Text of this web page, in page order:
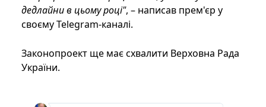
дедлайни в цьому році", – написав прем'єр у
своєму Telegram-каналі.
Законопроект ще має схвалити Верховна Рада
України.